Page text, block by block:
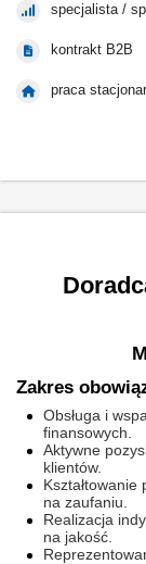
specjalista /
kontrakt B2B
praca
Zakres
Obsługa i
finansowych.
Aktywne
klientów.
na zaufaniu.
Realizacja
na jakość.